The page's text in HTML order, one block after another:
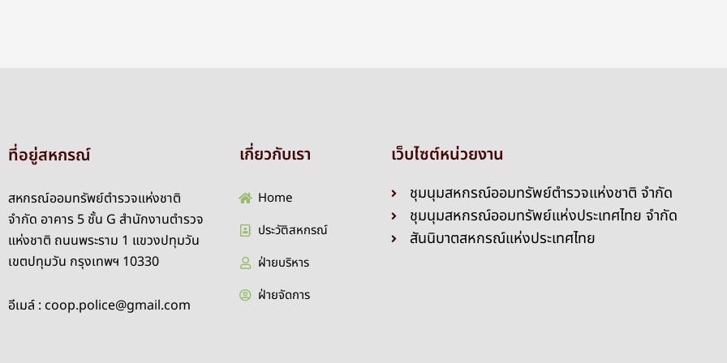
ที่อยู่สหกรณ์
สหกรณ์ออมทรัพย์ตำรวจแห่งชาติ
จำกัด อาคาร 5 ชั้น G สำนักงานตำรวจ
แห่งชาติ ถนนพระราม 1 แขวงปทุมวัน
เขตปทุมวัน กรุงเทพฯ 10330
อีเมล์ : coop.police@gmail.com
เกี่ยวกับเรา
Home
ประวัติสหกรณ์
ฝ่ายบริหาร
ฝ่ายจัดการ
เว็บไซต์หน่วยงาน
ชุมนุมสหกรณ์ออมทรัพย์ตำรวจแห่งชาติ จำกัด
ชุมนุมสหกรณ์ออมทรัพย์แห่งประเทศไทย จำกัด
สันนิบาตสหกรณ์แห่งประเทศไทย